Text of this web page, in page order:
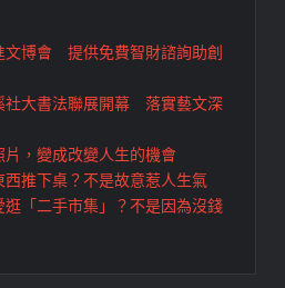
文博會 提供免費智財諮詢助創
社大書法聯展開幕 落實藝文深
，變成改變人生的機會
推下桌？不是故意惹人生氣
「二手市集」？不是因為沒錢